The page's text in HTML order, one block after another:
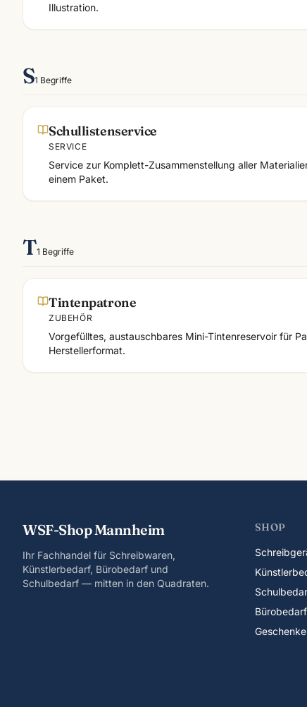
Illustration.
S1 Begriffe
Schullistenservice
SERVICE
Service zur Komplett-Zusammenstellung aller
einem Paket.
T1 Begriffe
Tintenpatrone
ZUBEHÖR
Vorgefülltes, austauschbares Mini-Tintenreservoir für
Herstellerformat.
WSF-Shop Mannheim
Ihr Fachhandel für Schreibwaren,
Künstlerbedarf, Bürobedarf und
Schulbedarf — mitten in den Quadraten.
SHOP
Bürobedarf
Geschenke